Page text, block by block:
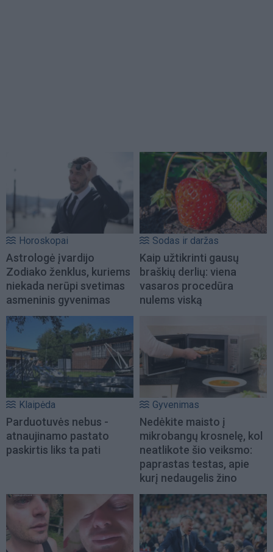
Horoskopai
Astrologė įvardijo
Zodiako ženklus, kuriems
niekada nerūpi svetimas
asmeninis gyvenimas
Sodas ir daržas
Kaip užtikrinti gausų
braškių derlių: viena
vasaros procedūra
nulems viską
Klaipėda
Parduotuvės nebus -
atnaujinamo pastato
paskirtis liks ta pati
Gyvenimas
Nedėkite maisto į
mikrobangų krosnelę, kol
neatlikote šio veiksmo:
paprastas testas, apie
kurį nedaugelis žino